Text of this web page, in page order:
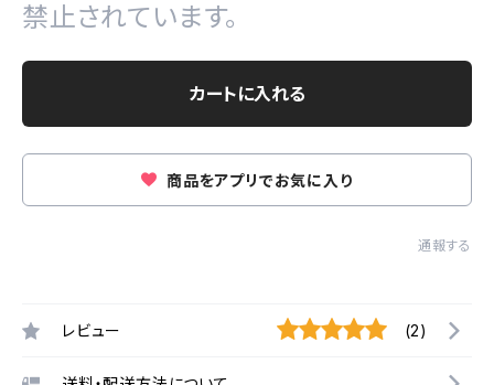
禁止されています。
カートに入れる
商品をアプリでお気に入り
通報する
レビュー (2)